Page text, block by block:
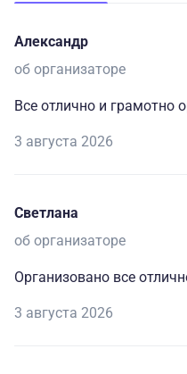
Александр
об организаторе
Все отлично и грамотно
3 августа 2026
Светлана
об организаторе
Организовано все
3 августа 2026